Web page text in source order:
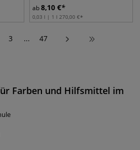
ab8,10 €
0,03 l | 1 l 270,00 €
3 ... 47
Farben und Hilfsmittel im